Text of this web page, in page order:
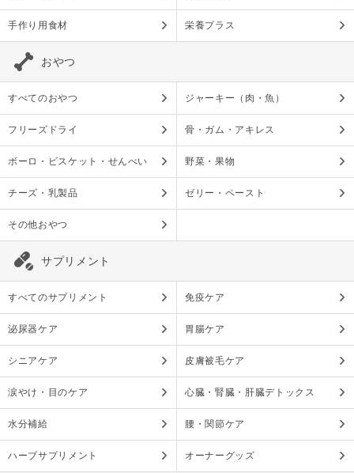
手作り用食材 栄養プラス
おやつ
すべてのおやつ ジャーキー（肉・魚）
フリーズドライ 骨・ガム・アキレス
ボーロ・ビスケット・せんべい 野菜・果物
チーズ・乳製品 ゼリー・ペースト
その他おやつ
サプリメント
すべてのサプリメント 免疫ケア
泌尿器ケア 胃腸ケア
シニアケア 皮膚被毛ケア
涙やけ・目のケア 心臓・腎臓・肝臓デトックス
水分補給 腰・関節ケア
ハーブサプリメント オーナーグッズ